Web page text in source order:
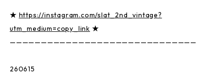
★ https://instagram.com/slat_2nd_vintage?
utm_medium=copy_link ★
——————————————————————————————
260615